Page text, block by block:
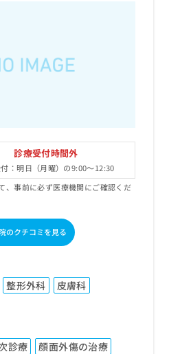
診療受付時間外
：明日（月曜）の9:00～12:30
、事前に必ず医療機関にご確認くだ
のクチコミを見る
整形外科
皮膚科
診療
顔面外傷の治療